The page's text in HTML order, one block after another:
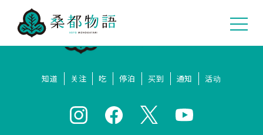
知道 关注 吃 停泊 买到 通知 活动